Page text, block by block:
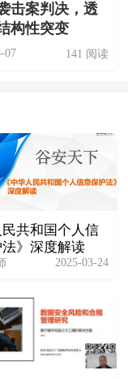
击案判决，透
构性突变
07 141 阅读
共和国个人信
》深度解读
2025-03-24